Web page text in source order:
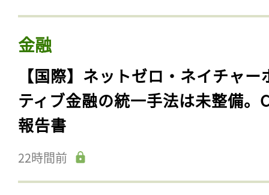
金融
【国際】ネットゼロ・ネイチャー
ティブ金融の統一手法は未整備。
報告書
22時間前